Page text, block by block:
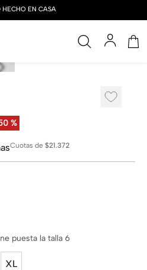
%
Cuotas de $21.372
XL
puesta la talla 6